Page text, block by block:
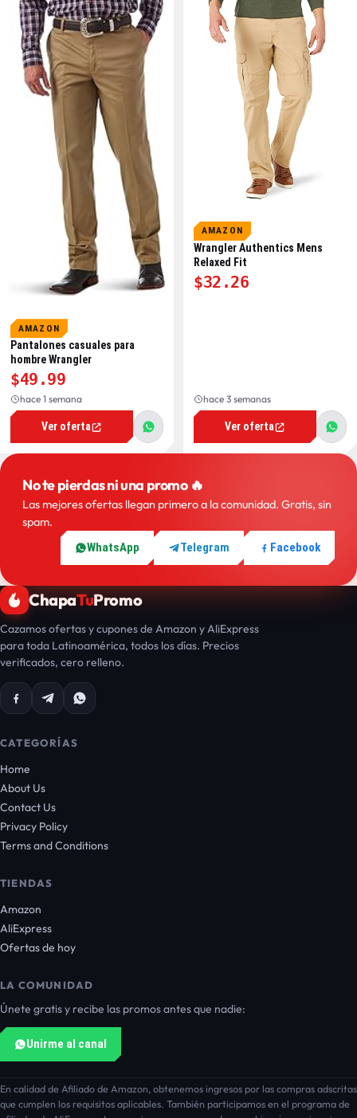
AMAZON
Pantalones casuales para
hombre Wrangler
$49.99
hace 1 semana
Ver oferta
AMAZON
Wrangler Authentics Mens
Relaxed Fit
$32.26
hace 3 semanas
Ver oferta
No te pierdas ni una promo 🔥
Las mejores ofertas llegan primero a la comunidad. Gratis, sin
spam.
WhatsApp Telegram Facebook
ChapaTuPromo
Cazamos ofertas y cupones de Amazon y AliExpress
para toda Latinoamérica, todos los días. Precios
verificados, cero relleno.
CATEGORÍAS
Home
About Us
Contact Us
Privacy Policy
Terms and Conditions
TIENDAS
Amazon
AliExpress
Ofertas de hoy
LA COMUNIDAD
Únete gratis y recibe las promos antes que nadie:
Unirme al canal
En calidad de Afiliado de Amazon, obtenemos ingresos por las compras adscritas
que cumplen los requisitos aplicables. También participamos en el programa de